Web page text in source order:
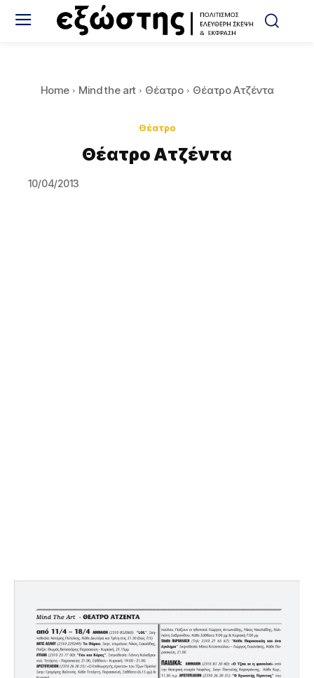
Home Mind the art Θέατρο Θέατρο Ατζέντα
Θέατρο
Θέατρο Ατζέντα
10/04/2013